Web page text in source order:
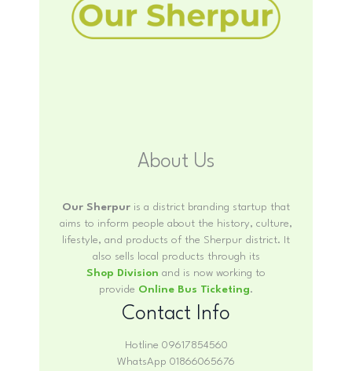
About Us
Our Sherpur is a district branding startup that
aims to inform people about the history, culture,
lifestyle, and products of the Sherpur district. It
also sells local products through its
Shop Division and is now working to
provide Online Bus Ticketing.
Contact Info
Hotline 09617854560
WhatsApp 01866065676